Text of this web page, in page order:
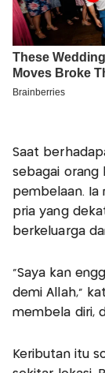
Saat
sebagai orang
pembelaan. Ia
pria yang
berkeluarga
"Saya kan
demi Allah,"
membela diri,
Keributan itu